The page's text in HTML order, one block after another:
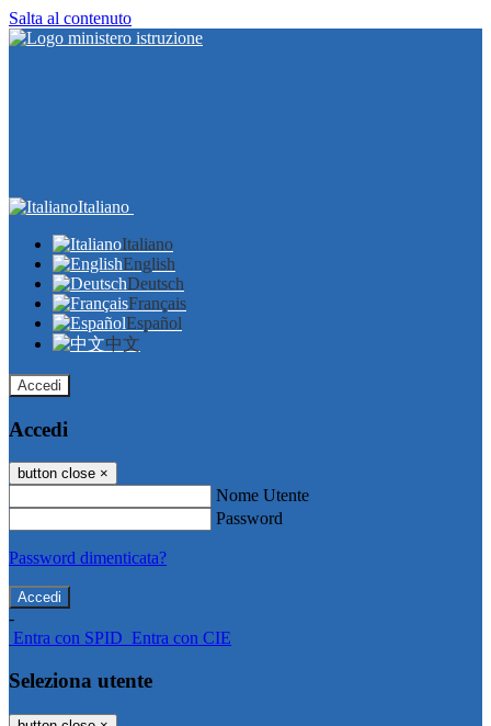
Salta al contenuto
Italiano
Italiano
English
Deutsch
Français
Español
中文
Accedi
Accedi
button close ×
Nome Utente
Password
Password dimenticata?
-
Entra con SPID Entra con CIE
Seleziona utente